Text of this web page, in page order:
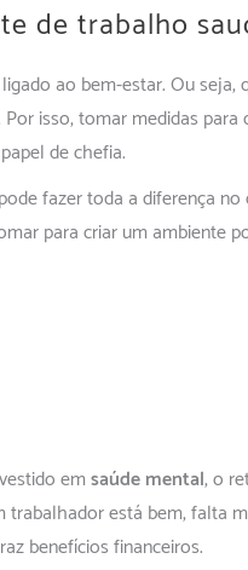
de trabalho
ao bem-estar. Ou seja,
isso, tomar medidas
de chefia.
fazer toda a diferença
para criar um ambiente
emsaúde mental, o
trabalhador está bem, falta
benefícios financeiros.